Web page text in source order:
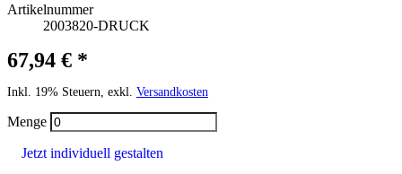
Artikelnummer
2003820-DRUCK
67,94 € *
Inkl. 19% Steuern, exkl. Versandkosten
Menge
Jetzt individuell gestalten